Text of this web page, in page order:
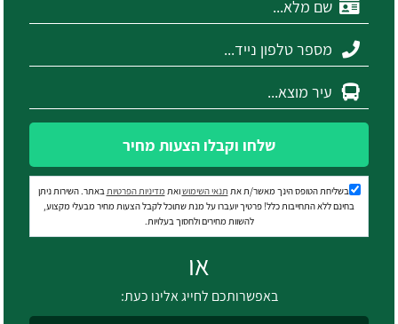
שלחו וקבלו הצעות מחיר
בשליחת הטופס הינך מאשר/ת את תנאי השימושואת מדיניות הפרטיותבאתר. השירות ניתן
בחינם ללא התחייבות כלל! פרטיך יועברו על מנת שתוכל לקבל הצעות מחיר מבעלי מקצוע,
להשוות מחירים ולחסוך בעלויות.
או
באפשרותכם לחייג אלינו כעת: